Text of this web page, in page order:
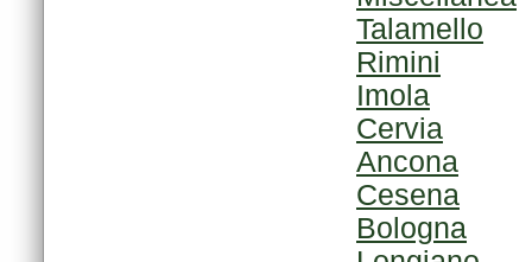
Talamello
Rimini
Imola
Cervia
Ancona
Cesena
Bologna